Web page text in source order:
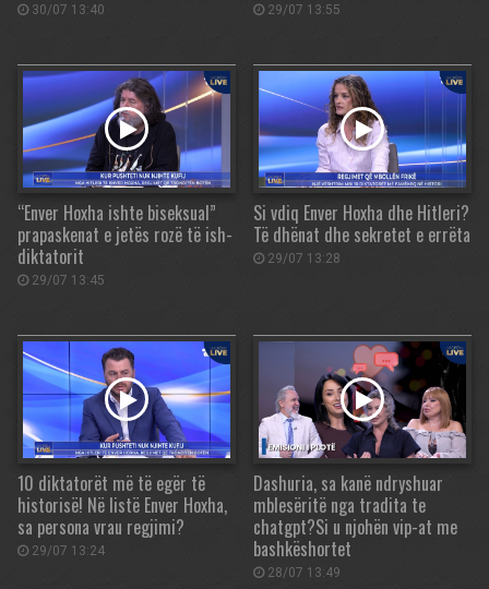
30/07 13:40 29/07 13:55
“Enver Hoxha ishte biseksual”
prapaskenat e jetës rozë të ish-
diktatorit
29/07 13:45
Si vdiq Enver Hoxha dhe Hitleri?
Të dhënat dhe sekretet e errëta
29/07 13:28
10 diktatorët më të egër të
historisë! Në listë Enver Hoxha,
sa persona vrau regjimi?
29/07 13:24
Dashuria, sa kanë ndryshuar
mblesëritë nga tradita te
chatgpt?Si u njohën vip-at me
bashkëshortet
28/07 13:49